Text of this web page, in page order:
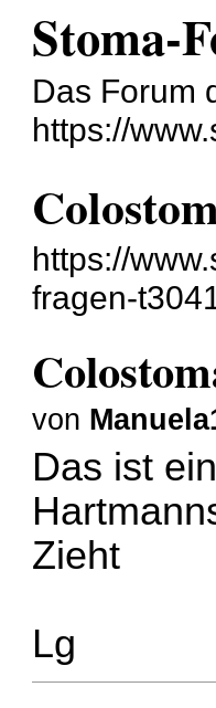
Stoma-
Das Forum
https://
https://
fragen-
von
Das ist
Zieht
Lg